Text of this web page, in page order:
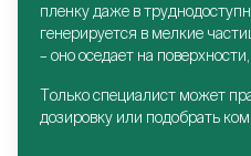
пленку даже в
генерируется в мелкие
– оно оседает на
Только специалист может
дозировку или подобрать